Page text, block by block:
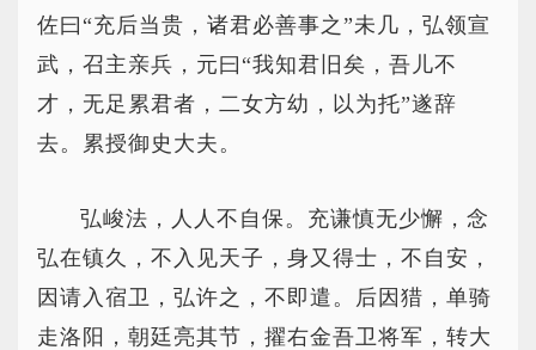
佐曰“充后当贵，诸君必善事之”未几，弘领宣
武，召主亲兵，元曰“我知君旧矣，吾儿不
才，无足累君者，二女方幼，以为托”遂辞
去。累授御史大夫。
弘峻法，人人不自保。充谦慎无少懈，念
弘在镇久，不入见天子，身又得士，不自安，
因请入宿卫，弘许之，不即遣。后因猎，单骑
走洛阳，朝廷亮其节，擢右金吾卫将军，转大